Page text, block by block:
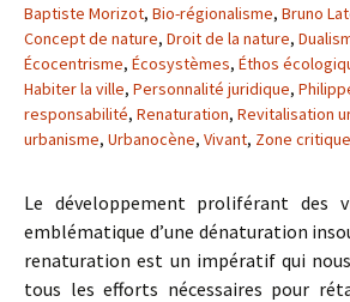
Baptiste Morizot, Bio-régionalisme, Bruno
Concept de nature, Droit de la nature,
Écocentrisme, Écosystèmes, Éthos
Habiter la ville, Personnalité juridique,
responsabilité, Renaturation, Revitalisation
urbanisme, Urbanocène, Vivant, Zone critique
Le développement proliférant des
emblématique d’une dénaturation
renaturation est un impératif qui
tous les efforts nécessaires pour